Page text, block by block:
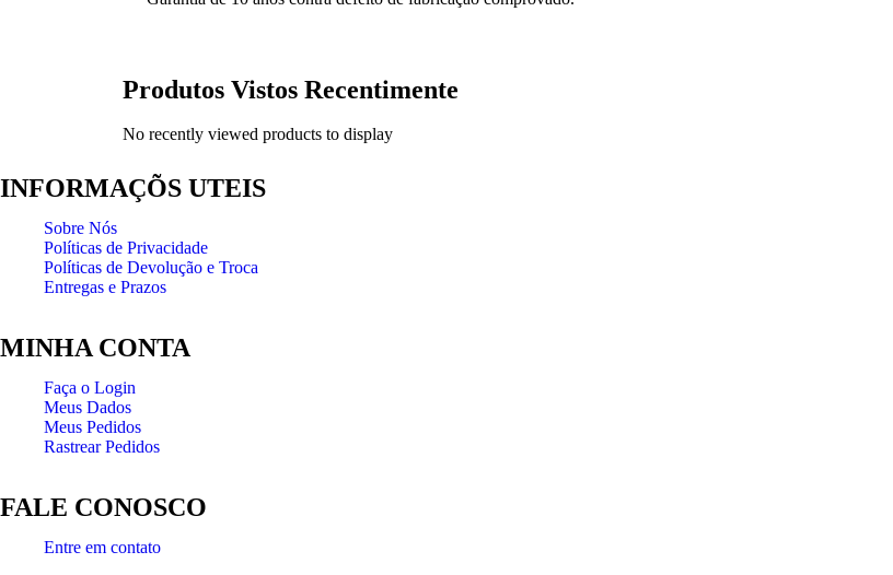
Produtos Vistos Recentimente
No recently viewed products to display
INFORMAÇÕS UTEIS
Sobre Nós
Políticas de Privacidade
Políticas de Devolução e Troca
Entregas e Prazos
MINHA CONTA
Faça o Login
Meus Dados
Meus Pedidos
Rastrear Pedidos
FALE CONOSCO
Entre em contato